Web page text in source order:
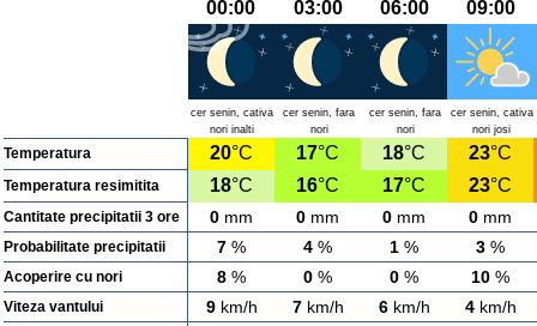
00:00 03:00 06:00 09:00
cer senin, cativa
nori inalti
cer senin, fara
nori
cer senin, fara
nori
cer senin, cativa
nori josi
Temperatura 20°C 17°C 18°C 23°C
Temperatura resimitita 18°C 16°C 17°C 23°C
Cantitate precipitatii 3 ore 0 mm 0 mm 0 mm 0 mm
Probabilitate precipitatii 7 % 4 % 1 % 3 %
Acoperire cu nori 8 % 0 % 0 % 10 %
Viteza vantului 9km/h 7km/h 6km/h 4km/h